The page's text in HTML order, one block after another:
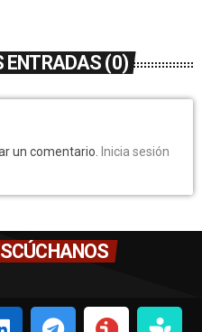
ENTRADAS (0)
un comentario.
Inicia sesión